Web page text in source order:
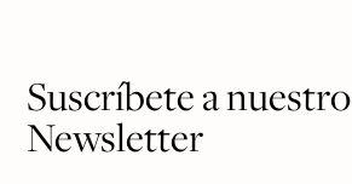
Suscríbete a nuestro
Newsletter